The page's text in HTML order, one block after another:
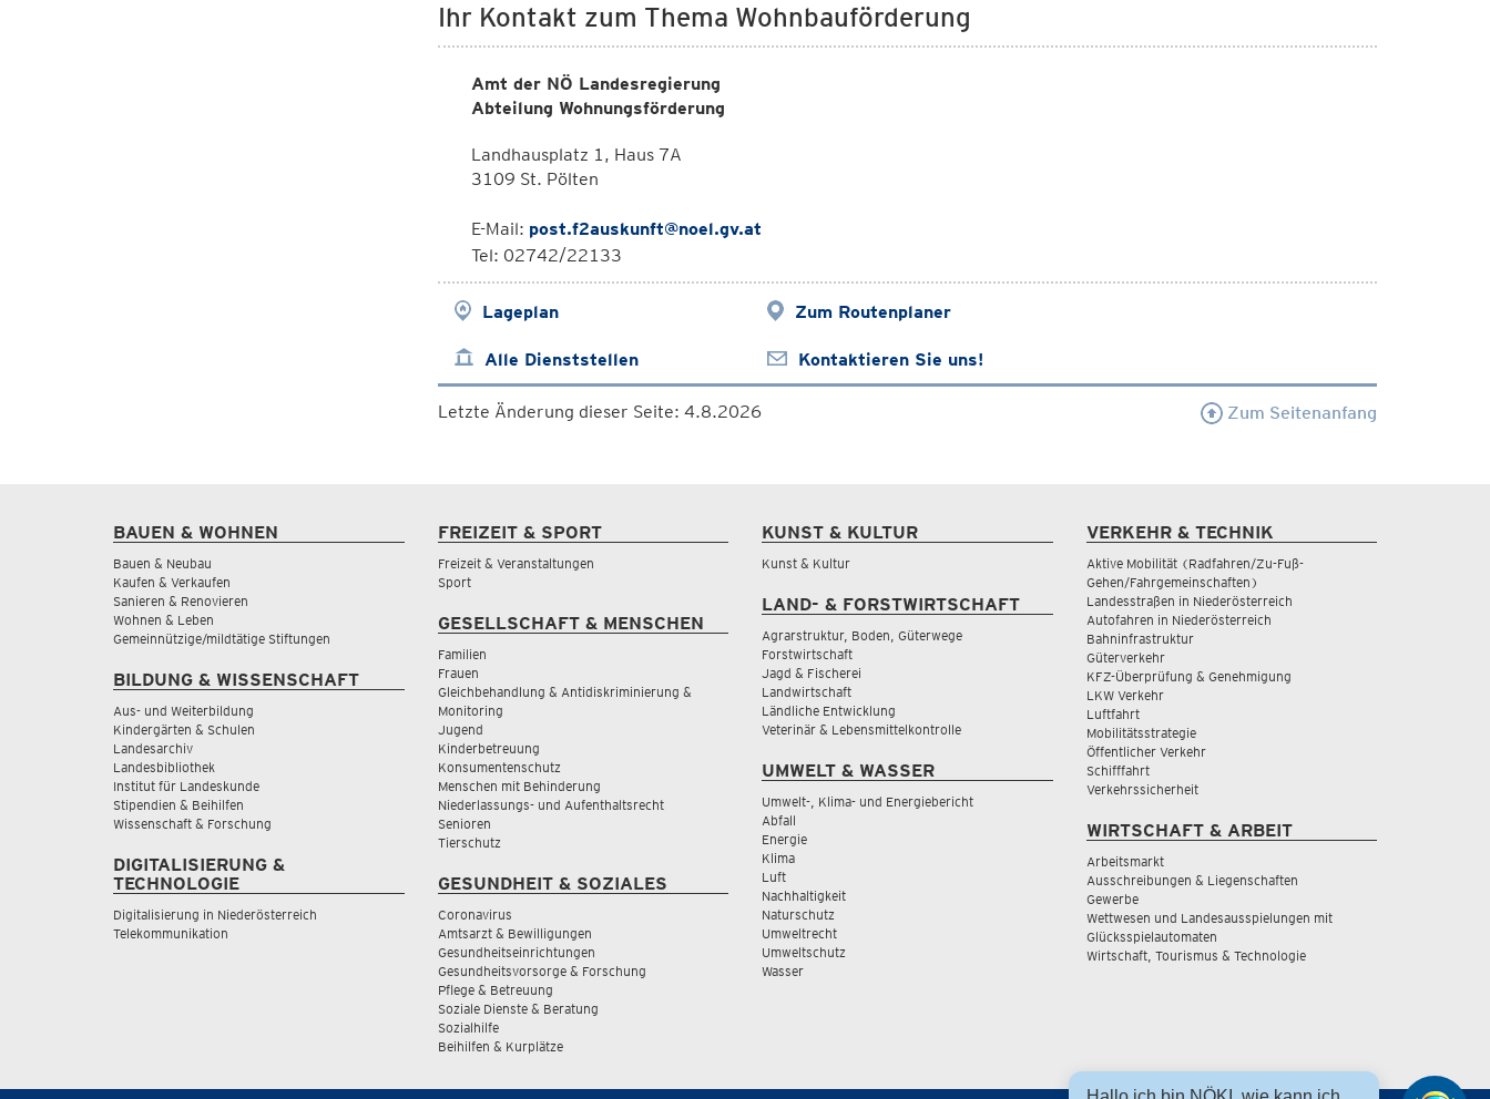
Ihr Kontakt zum Thema Wohnbauförderung
Amt der NÖ Landesregierung
Abteilung Wohnungsförderung
Landhausplatz 1, Haus 7A
3109 St. Pölten
E-Mail: post.f2auskunft@noel.gv.at
Tel: 02742/22133
Lageplan Zum Routenplaner
Alle Dienststellen Kontaktieren Sie uns!
Letzte Änderung dieser Seite: 4.8.2026 Zum Seitenanfang
BAUEN & WOHNEN
Bauen & Neubau
Kaufen & Verkaufen
Sanieren & Renovieren
Wohnen & Leben
Gemeinnützige/mildtätige Stiftungen
BILDUNG & WISSENSCHAFT
Aus- und Weiterbildung
Kindergärten & Schulen
Landesarchiv
Landesbibliothek
Institut für Landeskunde
Stipendien & Beihilfen
Wissenschaft & Forschung
DIGITALISIERUNG &
TECHNOLOGIE
Digitalisierung in Niederösterreich
Telekommunikation
FREIZEIT & SPORT
Freizeit & Veranstaltungen
Sport
GESELLSCHAFT & MENSCHEN
Familien
Frauen
Gleichbehandlung & Antidiskriminierung &
Monitoring
Jugend
Kinderbetreuung
Konsumentenschutz
Menschen mit Behinderung
Niederlassungs- und Aufenthaltsrecht
Senioren
Tierschutz
GESUNDHEIT & SOZIALES
Coronavirus
Amtsarzt & Bewilligungen
Gesundheitseinrichtungen
Gesundheitsvorsorge & Forschung
Pflege & Betreuung
Soziale Dienste & Beratung
Sozialhilfe
Beihilfen & Kurplätze
KUNST & KULTUR
Kunst & Kultur
LAND- & FORSTWIRTSCHAFT
Agrarstruktur, Boden, Güterwege
Forstwirtschaft
Jagd & Fischerei
Landwirtschaft
Ländliche Entwicklung
Veterinär & Lebensmittelkontrolle
UMWELT & WASSER
Umwelt-, Klima- und Energiebericht
Abfall
Energie
Klima
Luft
Nachhaltigkeit
Naturschutz
Umweltrecht
Umweltschutz
Wasser
VERKEHR & TECHNIK
Aktive Mobilität (Radfahren/Zu-Fuß-
Gehen/Fahrgemeinschaften)
Landesstraßen in Niederösterreich
Autofahren in Niederösterreich
Bahninfrastruktur
Güterverkehr
KFZ-Überprüfung & Genehmigung
LKW Verkehr
Luftfahrt
Mobilitätsstrategie
Öffentlicher Verkehr
Schifffahrt
Verkehrssicherheit
WIRTSCHAFT & ARBEIT
Arbeitsmarkt
Ausschreibungen & Liegenschaften
Gewerbe
Wettwesen und Landesausspielungen mit
Glücksspielautomaten
Wirtschaft, Tourismus & Technologie